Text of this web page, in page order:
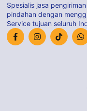
Spesialis jasa
pindahan dengan
Service tujuan seluruh